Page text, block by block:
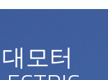
모터